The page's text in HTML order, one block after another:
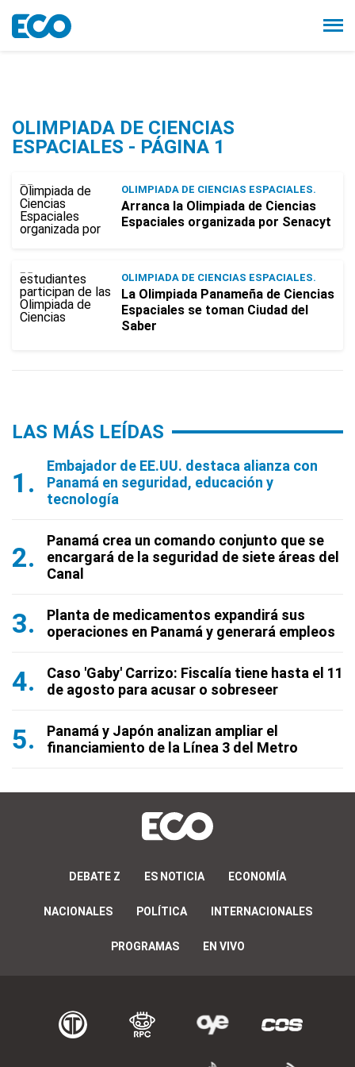
OLIMPIADA DE CIENCIAS
ESPACIALES - PÁGINA 1
OLIMPIADA DE CIENCIAS ESPACIALES.
Arranca la Olimpiada de Ciencias
Espaciales organizada por Senacyt
OLIMPIADA DE CIENCIAS ESPACIALES.
La Olimpiada Panameña de Ciencias
Espaciales se toman Ciudad del
Saber
LAS MÁS LEÍDAS
Embajador de EE.UU. destaca alianza con
Panamá en seguridad, educación y
tecnología
Panamá crea un comando conjunto que se
encargará de la seguridad de siete áreas del
Canal
Planta de medicamentos expandirá sus
operaciones en Panamá y generará empleos
Caso 'Gaby' Carrizo: Fiscalía tiene hasta el 11
de agosto para acusar o sobreseer
Panamá y Japón analizan ampliar el
financiamiento de la Línea 3 del Metro
DEBATE Z ES NOTICIA ECONOMÍA
NACIONALES POLÍTICA INTERNACIONALES
PROGRAMAS EN VIVO